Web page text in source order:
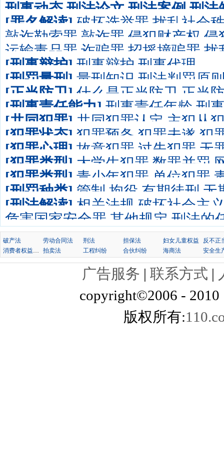
刑事动态 刑法论文 刑法案例 刑法
[罪名解读] 破坏选举罪 扰乱社会
生产伪劣商品罪 收购赃物罪 受贿
融秩序罪
敲诈勒索罪 敲诈罪 侵犯财产权 侵
产罪 侵占集体财产罪 侵占他人财
收征管罪 遗弃罪
运输毒品罪 诈骗罪 招摇撞骗罪 扰
[刑事辩护] 刑事辩护 刑事代理
[刑罚量刑] 量刑知识 刑法判罚原
自首 累犯 影响判刑轻重的因素
[正当防卫] 什么是正当防卫 正当
[刑事责任能力] 刑事责任年龄 刑
疾人刑事责任能力
[共同犯罪] 共同犯罪认定 主犯从
[犯罪状态] 犯罪预备 犯罪未遂 犯
[犯罪心理] 故意犯罪 过失犯罪 无
[犯罪类型] 大学生犯罪 数罪并罚
罪 性犯罪 预防犯罪 职务犯罪 少
[犯罪类型] 青少年犯罪 单位犯罪
计算机犯罪 金融犯罪 经济犯罪 专
[刑罚种类] 管制 拘役 有期徒刑 无
驱逐出境
[刑法解读] 相关法规 破坏社会主
罪 军人违反职责罪 渎职罪 贪污贿
危害国家安全罪 其他规定 刑法的
秩序罪 侵犯财产罪 侵犯公民人身
破产法 劳动合同法 刑法 担保法
妇女儿童权益
消费者权益保护法
拍卖法 工程纠纷 合伙纠纷 海商法 安全生
广告服务 | 联系方式 |
copyright©2006 - 2010
版权所有: